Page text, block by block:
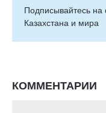
Подписывайтесь на
Казахстана и мира
КОММЕНТАРИИ